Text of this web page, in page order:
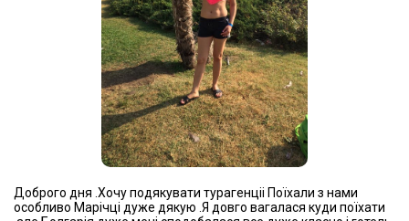
Доброго дня .Хочу подякувати турагенціі Поїхали з нами
особливо Марічці дуже дякую .Я довго вагалася куди поїхати